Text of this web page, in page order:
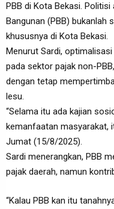
PBB di Kota Bekasi.
Bangunan (PBB) bukanlah
khususnya di Kota Bekasi.
Menurut Sardi,
pada sektor pajak non-
dengan tetap
lesu.
“Selama itu ada kajian
kemanfaatan masyarakat,
Jumat (15/8/2025).
Sardi menerangkan, PBB
pajak daerah, namun
“Kalau PBB kan itu